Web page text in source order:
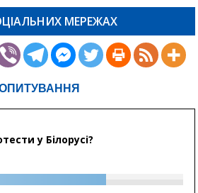
МЕРЕЖАХ
у Білорусі?